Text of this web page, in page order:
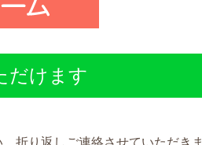
だけます
折り返しご連絡させていただきま